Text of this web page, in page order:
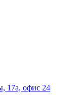
17а, офис 24